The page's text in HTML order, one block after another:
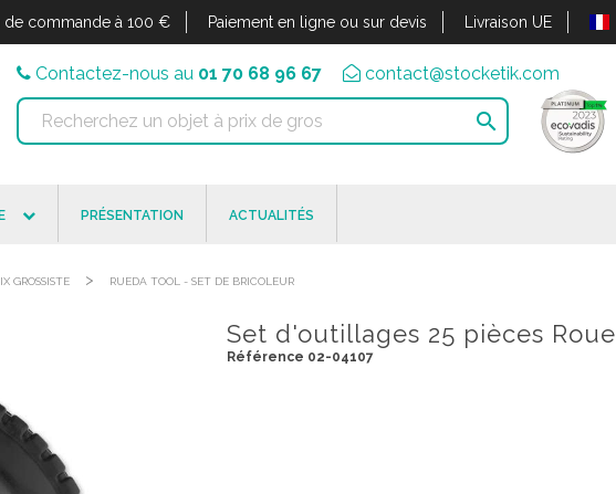
de commande à 100 € Paiement en ligne ou sur devis Livraison UE
Contactez-nous au 01 70 68 96 67 contact@stocketik.com

PRÉSENTATION ACTUALITÉS
GROSSISTE > RUEDA TOOL - SET DE BRICOLEUR
Set d'outillages 25 pièces Roue
Référence 02-04107